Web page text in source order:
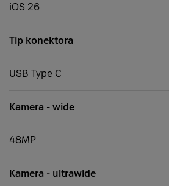
iOS 26
Tip konektora
USB Type C
Kamera - wide
48MP
Kamera - ultrawide